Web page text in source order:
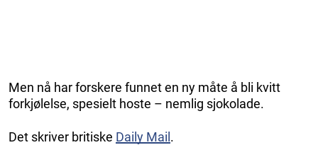
Men nå har forskere funnet en ny måte å bli kvitt
forkjølelse, spesielt hoste – nemlig sjokolade.
Det skriver britiske Daily Mail.